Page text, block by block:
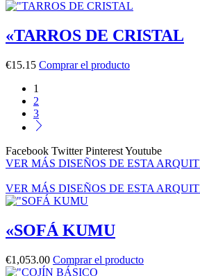
«TARROS DE CRISTAL
€15.15 Comprar el producto
1
2
3
Facebook Twitter PinterestYoutube
VER MÁS DISEÑOS DE ESTA
VER MÁS DISEÑOS DE ESTA
«SOFÁ KUMU
€1,053.00 Comprar el producto